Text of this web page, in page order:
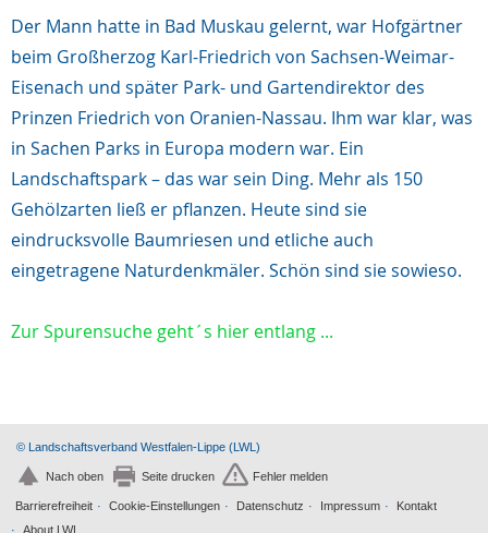
Der Mann hatte in Bad Muskau gelernt, war Hofgärtner
beim Großherzog Karl-Friedrich von Sachsen-Weimar-
Eisenach und später Park- und Gartendirektor des
Prinzen Friedrich von Oranien-Nassau. Ihm war klar, was
in Sachen Parks in Europa modern war. Ein
Landschaftspark – das war sein Ding. Mehr als 150
Gehölzarten ließ er pflanzen. Heute sind sie
eindrucksvolle Baumriesen und etliche auch
eingetragene Naturdenkmäler. Schön sind sie sowieso.
Zur Spurensuche geht´s hier entlang ...
© Landschaftsverband Westfalen-Lippe (LWL)
Nach oben Seite drucken Fehler melden
Barrierefreiheit Cookie-Einstellungen Datenschutz Impressum
Kontakt
About LWL